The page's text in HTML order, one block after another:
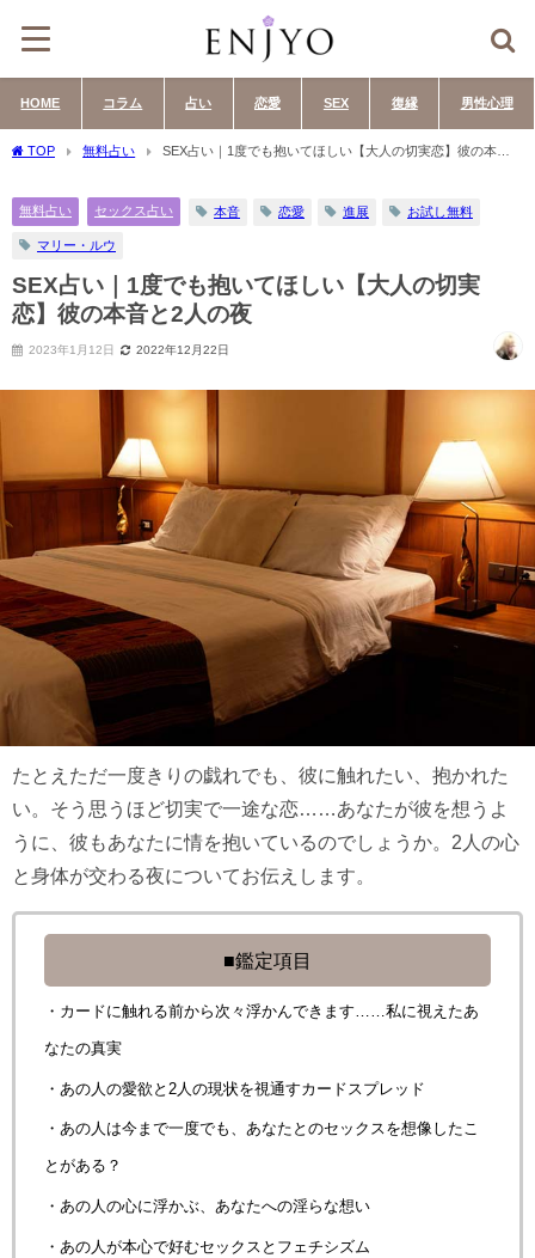
HOME コラム 占い 恋愛 SEX 復縁 男性心理
TOP 無料占い
SEX占い｜1度でも抱いてほしい【大人の切実恋】彼の本音
無料占い セックス占い 本音 恋愛 進展 お試し無料
マリー・ルウ
SEX占い｜1度でも抱いてほしい【大人の切実
恋】彼の本音と2人の夜
2023年1月12日 2022年12月22日
たとえただ一度きりの戯れでも、彼に触れたい、抱かれた
い。そう思うほど切実で一途な恋……あなたが彼を想うよ
うに、彼もあなたに情を抱いているのでしょうか。2人の心
と身体が交わる夜についてお伝えします。
■鑑定項目
・カードに触れる前から次々浮かんできます……私に視えたあ
なたの真実
・あの人の愛欲と2人の現状を視通すカードスプレッド
・あの人は今まで一度でも、あなたとのセックスを想像したこ
とがある？
・あの人の心に浮かぶ、あなたへの淫らな想い
・あの人が本心で好むセックスとフェチシズム